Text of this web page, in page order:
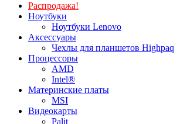
Распродажа!
Ноутбуки
Ноутбуки Lenovo
Аксессуары
Чехлы для планшетов Highpaq
Процессоры
AMD
Intel®
Материнские платы
MSI
Видеокарты
Palit